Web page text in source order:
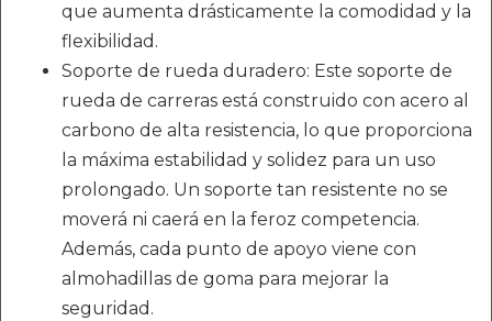
que aumenta drásticamente la comodidad y la
flexibilidad.
Soporte de rueda duradero: Este soporte de
rueda de carreras está construido con acero al
carbono de alta resistencia, lo que proporciona
la máxima estabilidad y solidez para un uso
prolongado. Un soporte tan resistente no se
moverá ni caerá en la feroz competencia.
Además, cada punto de apoyo viene con
almohadillas de goma para mejorar la
seguridad.